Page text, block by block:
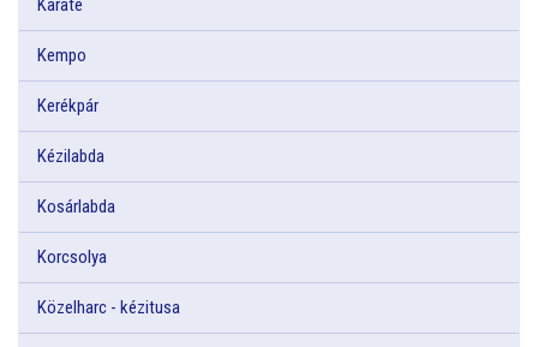
Karate
Kempo
Kerékpár
Kézilabda
Kosárlabda
Korcsolya
Közelharc - kézitusa